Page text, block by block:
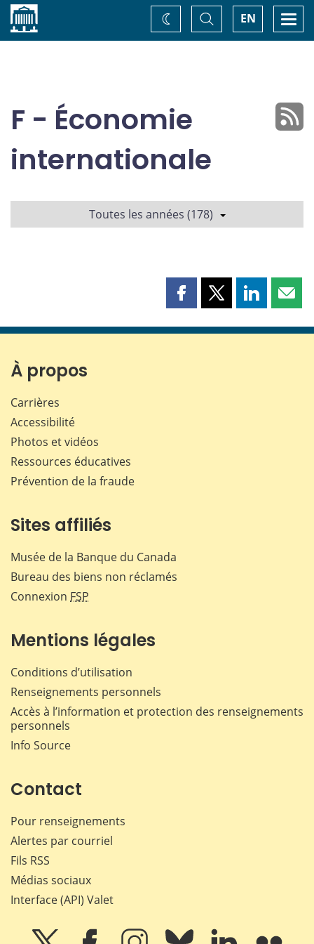
Accueil EN
Basculer
la
recherche
Changez
de
F - Économie
internationale
Toutes les années (178)
Partager
page
Partager
page
Partager
page page
À propos
Carrières
Accessibilité
Photos et vidéos
Ressources éducatives
Prévention de la fraude
Sites affiliés
Musée de la Banque du Canada
Bureau des biens non réclamés
Connexion FSP
Mentions légales
Conditions d’utilisation
Renseignements personnels
Accès à l’information et protection des renseignements
personnels
Info Source
Contact
Pour renseignements
Alertes par courriel
Fils RSS
Médias sociaux
Interface (API) Valet